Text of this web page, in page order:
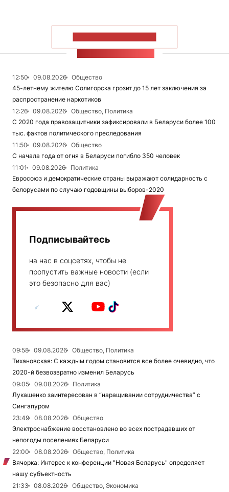
12:50 09.08.2026
Общество
45-летнему жителю Солигорска грозит до 15 лет заключения за
распространение наркотиков
12:26
09.08.2026
Общество, Политика
С 2020 года правозащитники зафиксировали в Беларуси более 100
тыс. фактов политического преследования
11:50
09.08.2026
Общество
С начала года от огня в Беларуси погибло 350 человек
11:01
09.08.2026
Политика
Евросоюз и демократические страны выражают солидарность с
белорусами по случаю годовщины выборов-2020
Подписывайтесь
на нас в соцсетях, чтобы не
пропустить важные новости (если
это безопасно для вас)
09:58 09.08.2026
Общество, Политика
Тихановская: С каждым годом становится все более очевидно, что
2020-й безвозвратно изменил Беларусь
09:05
09.08.2026
Политика
Лукашенко заинтересован в “наращивании сотрудничества” с
Сингапуром
23:49
08.08.2026
Общество
Электроснабжение восстановлено во всех пострадавших от
непогоды поселениях Беларуси
22:00
08.08.2026
Общество, Политика
Вячорка: Интерес к конференции "Новая Беларусь" определяет
нашу субъектность
21:33
08.08.2026
Общество, Экономика